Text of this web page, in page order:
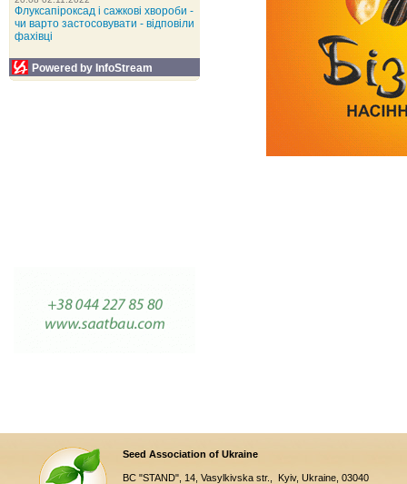
Флуксапіроксад і сажкові хвороби -
чи варто застосовувати - відповіли
фахівці
Powered by InfoStream
Seed Association of Ukraine
BC "STAND", 14, Vasylkivska str., Kyiv, Ukraine, 03040